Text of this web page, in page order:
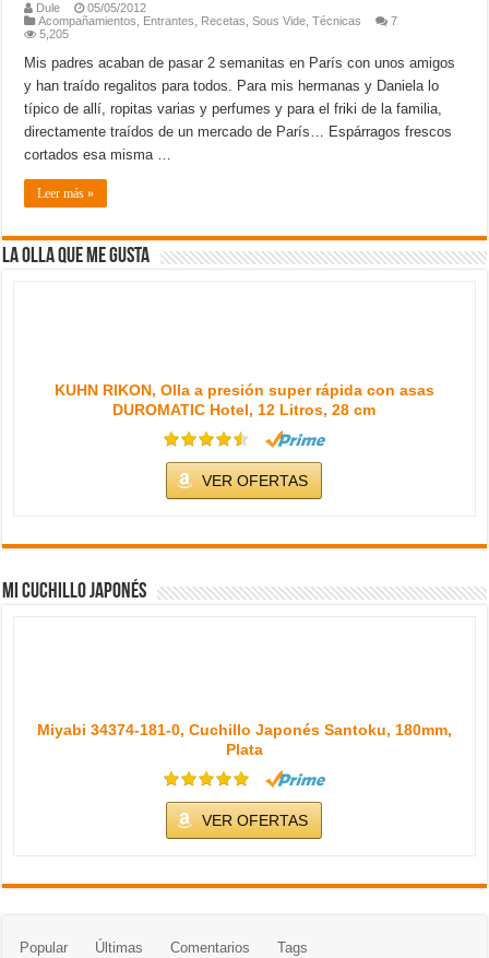
Dule
05/05/2012
Acompañamientos
Entrantes Recetas ,Sous Vide ,Técnicas
7
5,205
Mis padres acaban de pasar 2 semanitas en París con unos amigos
y han traído regalitos para todos. Para mis hermanas y Daniela lo
típico de allí, ropitas varias y perfumes y para el friki de la familia,
directamente traídos de un mercado de París… Espárragos frescos
cortados esa misma …
Leer más »
La olla que me gusta
KUHN RIKON, Olla a presión super rápida con asas
DUROMATIC Hotel, 12 Litros, 28 cm
VER OFERTAS
Mi cuchillo japonés
Miyabi 34374-181-0, Cuchillo Japonés Santoku, 180mm,
Plata
VER OFERTAS
Popular Últimas Comentarios Tags